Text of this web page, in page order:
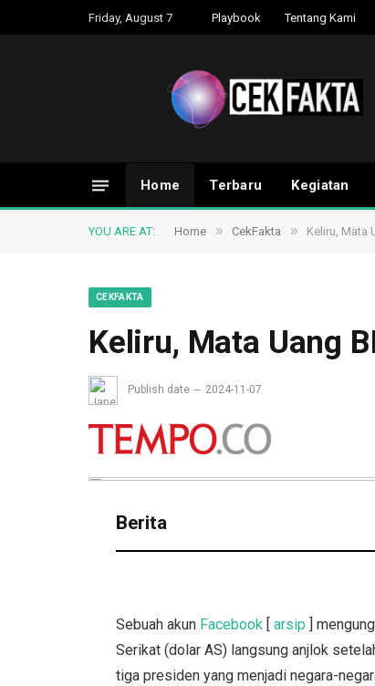
Friday, August 7 Playbook Tentang Kami
Home Terbaru Kegiatan
YOU ARE AT: Home » CekFakta » Keliru, Mata
CEKFAKTA
Keliru, Mata Uang
Publish date 2024-11-07
Berita
Sebuah akun Facebook [arsip ]
Serikat (dolar AS) langsung anjlok
tiga presiden yang menjadi negara-